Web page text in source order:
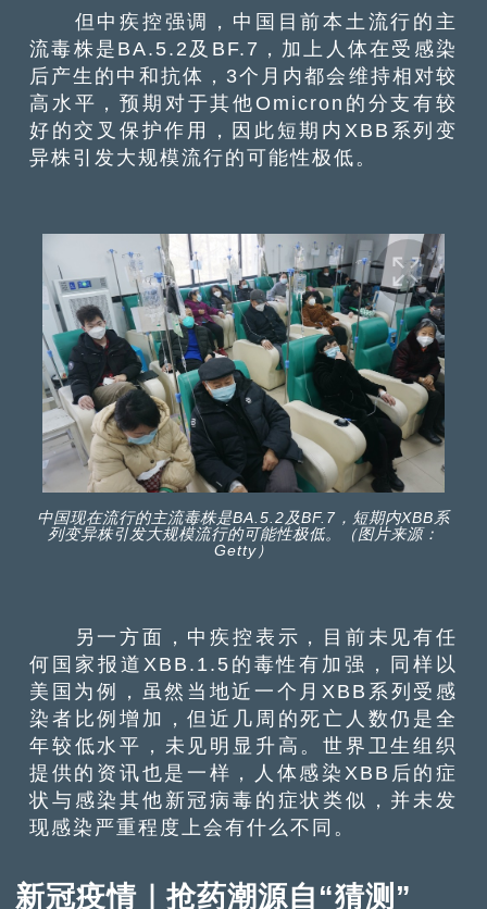
但中疾控强调，中国目前本土流行的主
流毒株是BA.5.2及BF.7，加上人体在受感染
后产生的中和抗体，3个月内都会维持相对较
高水平，预期对于其他Omicron的分支有较
好的交叉保护作用，因此短期内XBB系列变
异株引发大规模流行的可能性极低。
中国现在流行的主流毒株是BA.5.2及BF.7，短期内XBB系
列变异株引发大规模流行的可能性极低。（图片来源：
Getty）
另一方面，中疾控表示，目前未见有任
何国家报道XBB.1.5的毒性有加强，同样以
美国为例，虽然当地近一个月XBB系列受感
染者比例增加，但近几周的死亡人数仍是全
年较低水平，未见明显升高。世界卫生组织
提供的资讯也是一样，人体感染XBB后的症
状与感染其他新冠病毒的症状类似，并未发
现感染严重程度上会有什么不同。
新冠疫情｜抢药潮源自“猜测”